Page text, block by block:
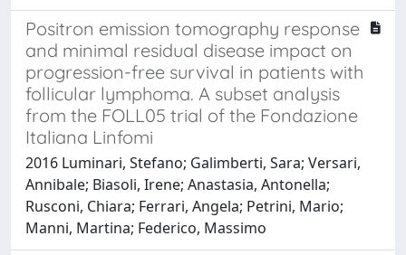
Positron emission tomography response
and minimal residual disease impact on
progression-free survival in patients with
follicular lymphoma. A subset analysis
from the FOLL05 trial of the Fondazione
Italiana Linfomi
2016 Luminari, Stefano; Galimberti, Sara; Versari,
Annibale; Biasoli, Irene; Anastasia, Antonella;
Rusconi, Chiara; Ferrari, Angela; Petrini, Mario;
Manni, Martina; Federico, Massimo